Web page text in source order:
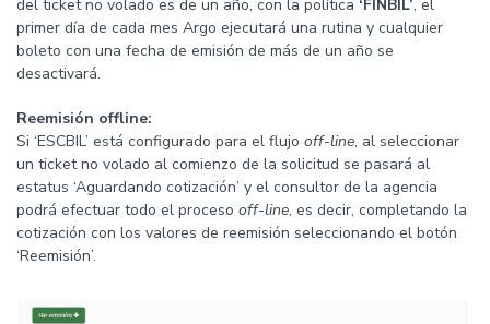
del ticket no volado es de un año, con la política ‘FINBIL’, el
primer día de cada mes Argo ejecutará una rutina y cualquier
boleto con una fecha de emisión de más de un año se
desactivará.
Reemisión offline:
Si ‘ESCBIL’ está configurado para el flujo off-line, al seleccionar
un ticket no volado al comienzo de la solicitud se pasará al
estatus ‘Aguardando cotización’ y el consultor de la agencia
podrá efectuar todo el proceso off-line, es decir, completando la
cotización con los valores de reemisión seleccionando el botón
‘Reemisión’.